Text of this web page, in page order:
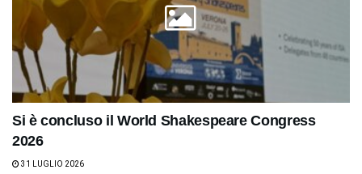
Si è concluso il World Shakespeare Congress
2026
31 LUGLIO 2026